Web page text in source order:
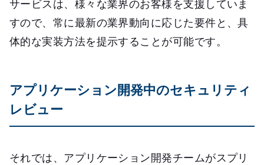
サービスは、様々な業界のお客様を支援していま
すので、常に最新の業界動向に応じた要件と、具
体的な実装方法を提示することが可能です。
アプリケーション開発中のセキュリティ
レビュー
それでは、アプリケーション開発チームがスプリ